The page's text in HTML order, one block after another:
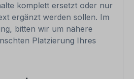
komplett ersetzt oder nur
ergänzt werden sollen. Im
bitten wir um nähere
Platzierung Ihres